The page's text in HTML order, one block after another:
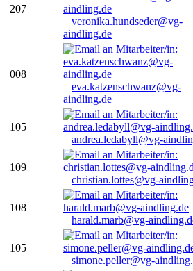
207
veronika.hundseder@vg-
aindling.de
008
eva.katzenschwanz@vg-
aindling.de
105
andrea.ledabyll@vg-
109
christian.lottes@vg-
108
harald.marb@vg-
105
simone.peller@vg-